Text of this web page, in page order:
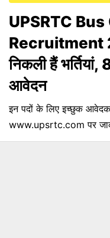
UPSRTC
Recruitment
निकली हैं
आवेदन
इन पदों के लिए इच्छुक आवेदक
www.upsrtc.com पर